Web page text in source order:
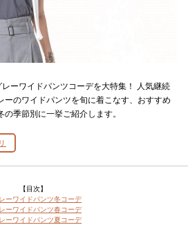
ーワイドパンツコーデを大特集！ 人気継続
ーのワイドパンツを旬に着こなす、おすすめ
季節別に一挙ご紹介します。
【目次】
ーワイドパンツ冬コーデ
ーワイドパンツ春コーデ
ーワイドパンツ夏コーデ